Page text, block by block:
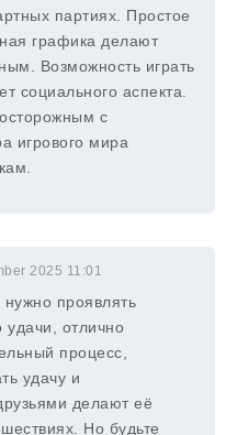
партиях. Простое
графика делают
Возможность играть
социального аспекта.
с
игрового мира
2025 11:01
проявлять
удачи, отлично
процесс,
удачу и
делают её
Но будьте